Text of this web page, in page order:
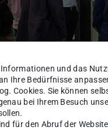
und das
Ihre Bedürfnisse
Cookies. Sie können
bei Ihrem Besuch
für den Abruf der